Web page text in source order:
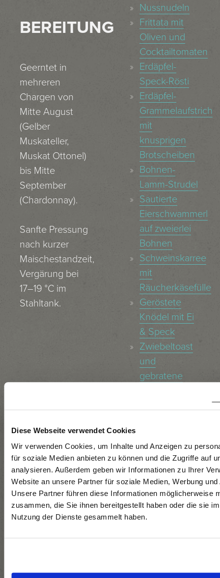
Diese Webseite verwendet Cookies
Wir verwenden Cookies, um Inhalte und Anzeigen zu
für soziale Medien anbieten zu können und die Zugriffe auf
analysieren. Außerdem geben wir Informationen zu Ihrer
Website an unsere Partner für soziale Medien, Werbung
Unsere Partner führen diese Informationen möglicherweise
zusammen, die Sie ihnen bereitgestellt haben oder die sie
Nutzung der Dienste gesammelt haben.
BEREITUNG
Geerntet in
mehreren
Chargen von
Mitte August
(Gelber
Muskateller,
Muskat Ottonel)
bis Mitte
September
(Chardonnay).
Sanfte Pressung
nach kurzer
Maischestandzeit,
Vergärung bei
17–19 °C im
Stahltank.
Nussnudeln
Frittata mit
Oliven und
Cocktailtomaten
Erdäpfel-
Speck-Rösti
Erdäpfel-
Grammelaufstrich
mit
knusprigen
Brotscheiben
Bohnen-
Lamm-Strudel
Sautierte
Eierschwammerl
auf zweierlei
Bohnen
Schweinskarree
mit
Räucherkäsefülle
Geröstete
Knödel mit Ei
& Speck
Zwiebeltoast
und
gebratene
Vogerlsalat
Gebratener
Zander mit
lauwarmen
Crème
fraîche-
Nudeln,